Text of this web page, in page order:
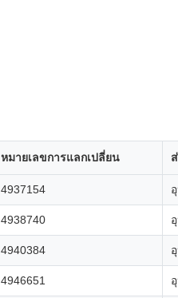
หมายเลขการแลกเปลี่ยน
4937154
4938740
4940384
4946651